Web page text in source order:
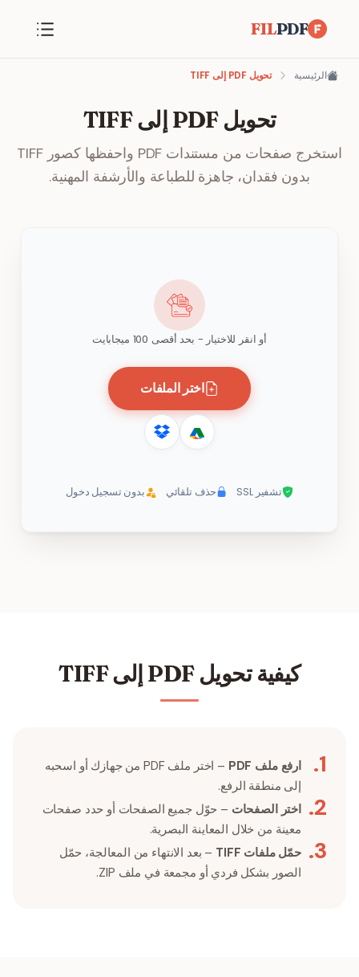
FILPDF
الرئيسية تحويل PDF إلى TIFF
تحويل PDF إلى TIFF
استخرج صفحات من مستندات PDF واحفظها كصور TIFF
بدون فقدان، جاهزة للطباعة والأرشفة المهنية.
أو انقر للاختيار - بحد أقصى 100 ميجابايت
اختر الملفات
تشفير SSL حذف تلقائي بدون تسجيل دخول
كيفية تحويل PDF إلى TIFF
1
. ارفع ملف PDF
– اختر ملف PDF من جهازك أو اسحبه
إلى منطقة الرفع.
2
. اختر الصفحات – حوّل جميع الصفحات أو حدد صفحات
معينة من خلال المعاينة البصرية.
3
. حمّل ملفات TIFF
– بعد الانتهاء من المعالجة، حمّل
الصور بشكل فردي أو مجمعة في ملف ZIP.